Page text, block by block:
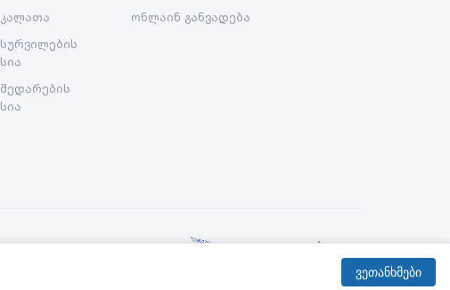
კალათა
სურვილების
სია
შედარების
სია
ონლაინ განვადება
ვეთანხმები